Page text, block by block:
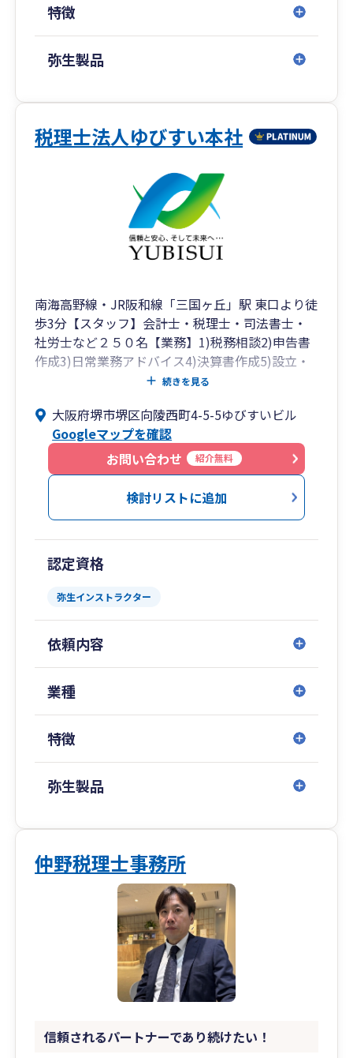
「結果」であると考えています 。当たり前のこと
を当たり前に遂行し、率直なコミュニケーション
を通じて、経営者が安心して相談できる「安全な
約30名のスタッフが個性を活かし、自律的に成長
し続ける組織づくりを行っています。AIなどの最
新ツールを活用した業務効率化や標準化を推進
し、小規模企業から成長企業まで、幅広いニーズ
に質の高いサービスを提供します。
事務所概要・行動指針
ワークを重視し、組織全体でお客様満足度を高め
ます 。
ビジョン: 「More helpful（もっと役に立つ）」を
掲げ、相談に対して必ず何らかの答えが出せる組
織であり続けます 。
特徴: 初回相談は無料です。「堅い」「話しにく
い」といった税理士のイメージを払拭し、気軽に
何でも相談できる雰囲気づくりを徹底していま
す。
経営に関する「困った」がございましたら、まず
特徴
弥生製品
税理士法人ゆびすい本社
南海高野線・JR阪和線「三国ヶ丘」駅 東口より徒
歩3分【スタッフ】会計士・税理士・司法書士・
社労士など２５０名【業務】1)税務相談2)申告書
作成3)日常業務アドバイス4)決算書作成5)設立・
開業のアドバイス6)相続対策・不動産活用・保険
様々なニーズに即応できる体制を整えています。
続きを見る
大阪府堺市堺区向陵西町4-5-5ゆびすいビル
Googleマップを確認
お問い合わせ
紹介無料
検討リストに追加
認定資格
弥生インストラクター
依頼内容
業種
特徴
弥生製品
仲野税理士事務所
信頼されるパートナーであり続けたい！